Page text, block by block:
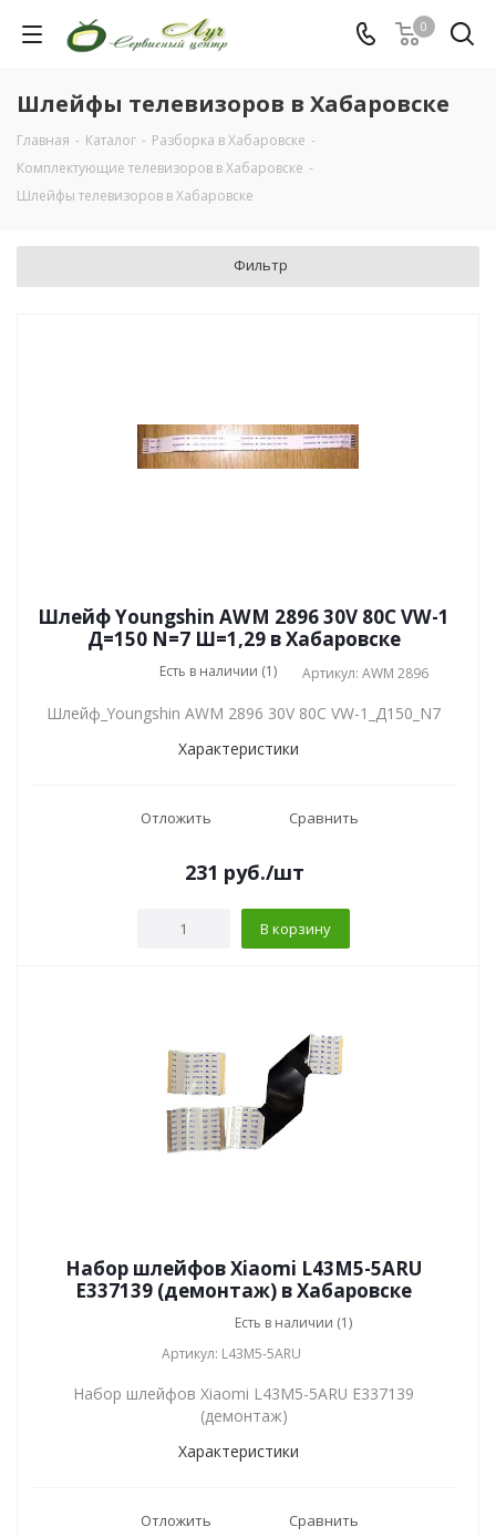
0
Шлейфы телевизоров в Хабаровске
Главная - Каталог - Разборка в Хабаровске -
Комплектующие телевизоров в Хабаровске -
Шлейфы телевизоров в Хабаровске
Фильтр
Шлейф Youngshin AWM 2896 30V 80C VW-1
Д=150 N=7 Ш=1,29 в Хабаровске
Есть в наличии (1) Артикул: AWM 2896
Шлейф_Youngshin AWM 2896 30V 80C VW-1_Д150_N7
Характеристики
Отложить Сравнить
231 руб./шт
В корзину
Набор шлейфов Xiaomi L43M5-5ARU
E337139 (демонтаж) в Хабаровске
Есть в наличии (1)
Артикул: L43M5-5ARU
Набор шлейфов Xiaomi L43M5-5ARU E337139
(демонтаж)
Характеристики
Отложить Сравнить